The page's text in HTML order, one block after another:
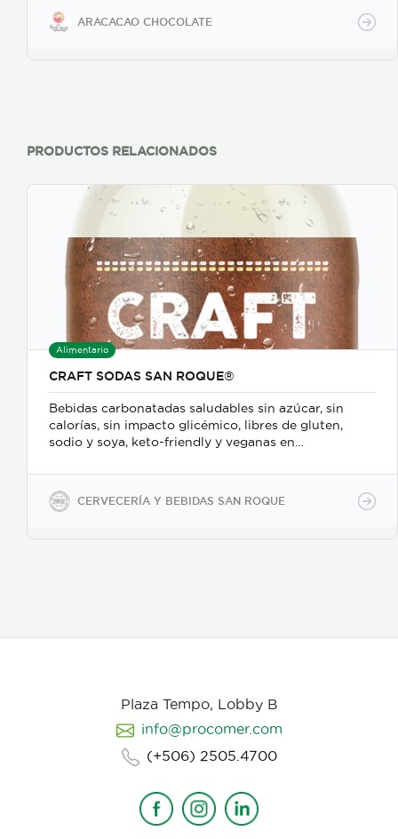
ARACACAO CHOCOLATE
PRODUCTOS RELACIONADOS
Alimentario
CRAFT SODAS SAN ROQUE®
Bebidas carbonatadas saludables sin azúcar, sin
calorías, sin impacto glicémico, libres de gluten,
sodio y soya, keto-friendly y veganas en
en PET.
CERVECERÍA Y BEBIDAS SAN ROQUE
Plaza Tempo, Lobby B
info@procomer.com
(+506) 2505.4700